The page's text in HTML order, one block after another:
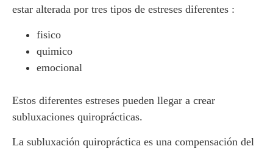
estar alterada por tres tipos de estreses diferentes :
fisico
quimico
emocional
Estos diferentes estreses pueden llegar a crear
subluxaciones quiroprácticas.
La subluxación quiropráctica es una compensación del